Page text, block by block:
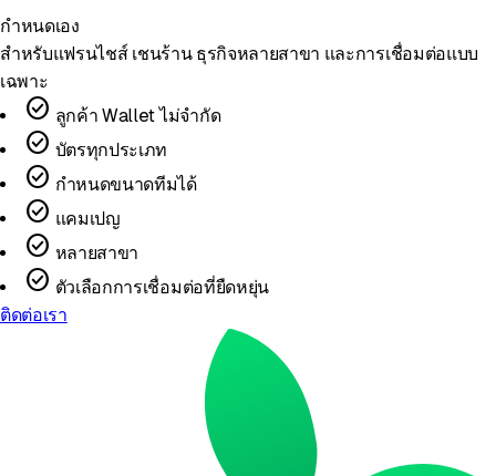
กำหนดเอง
สำหรับแฟรนไชส์ เชนร้าน ธุรกิจหลายสาขา และการเชื่อมต่อแบบ
เฉพาะ
check_circle ลูกค้า Wallet ไม่จำกัด
check_circle บัตรทุกประเภท
check_circle กำหนดขนาดทีมได้
check_circle แคมเปญ
check_circle หลายสาขา
check_circle ตัวเลือกการเชื่อมต่อที่ยืดหยุ่น
ติดต่อเรา